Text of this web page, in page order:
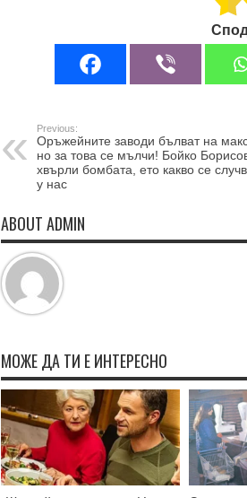
Previous:
Оръжейните заводи бълват на
но за това се мълчи! Бойко
хвърли бомбата, ето какво се
у нас
ABOUT ADMIN
МОЖЕ ДА ТИ Е ИНТЕРЕСНО